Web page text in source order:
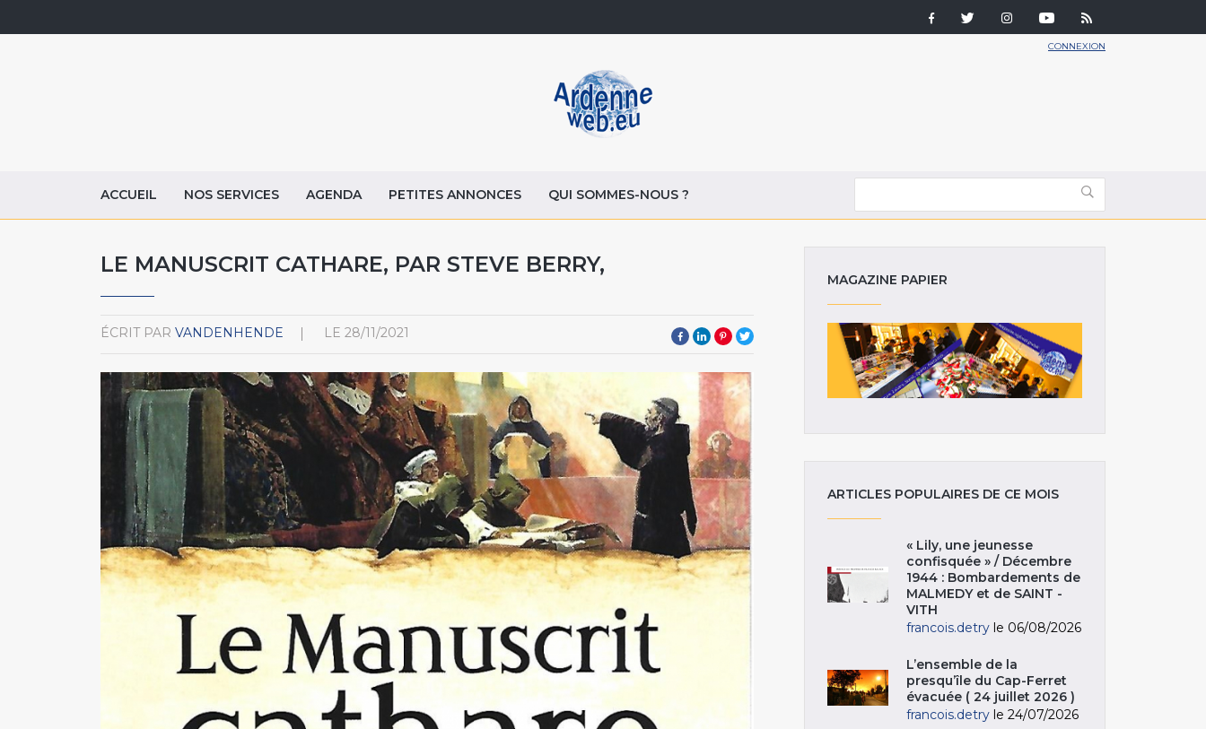
CONNEXION
ACCUEIL NOS SERVICES AGENDA PETITES ANNONCES QUI SOMMES-NOUS ?
LE MANUSCRIT CATHARE, PAR STEVE BERRY,
ÉCRIT PAR VANDENHENDE LE 28/11/2021
MAGAZINE PAPIER
ARTICLES POPULAIRES DE CE MOIS
« Lily, une jeunesse
confisquée » / Décembre
1944 : Bombardements de
MALMEDY et de SAINT -
VITH
francois.detry le 06/08/2026
L’ensemble de la
presqu’île du Cap-Ferret
évacuée ( 24 juillet 2026 )
francois.detry le 24/07/2026